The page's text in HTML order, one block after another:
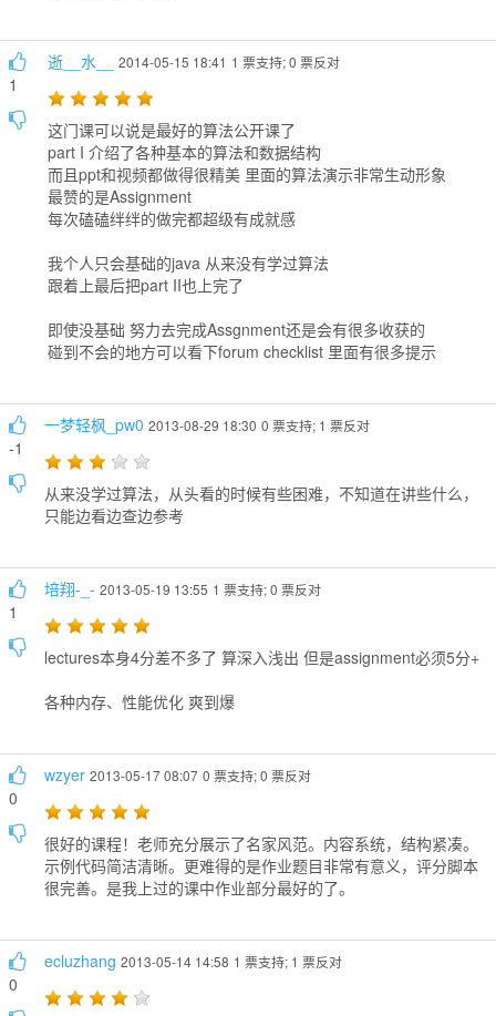
1
逝__水__ 2014-05-15 18:41 1 票支持; 0 票反对
这门课可以说是最好的算法公开课了
part I 介绍了各种基本的算法和数据结构
而且ppt和视频都做得很精美 里面的算法演示非常生动形象
最赞的是Assignment
每次磕磕绊绊的做完都超级有成就感
我个人只会基础的java 从来没有学过算法
跟着上最后把part II也上完了
即使没基础 努力去完成Assgnment还是会有很多收获的
碰到不会的地方可以看下forum checklist 里面有很多提示
-1
一梦轻枫_pw0 2013-08-29 18:30 0 票支持; 1 票反对
从来没学过算法，从头看的时候有些困难，不知道在讲些什么，
只能边看边查边参考
1
培翔-_- 2013-05-19 13:55 1 票支持; 0 票反对
lectures本身4分差不多了 算深入浅出 但是assignment必须5分+
各种内存、性能优化 爽到爆
0
wzyer 2013-05-17 08:07 0 票支持; 0 票反对
很好的课程！老师充分展示了名家风范。内容系统，结构紧凑。
示例代码简洁清晰。更难得的是作业题目非常有意义，评分脚本
很完善。是我上过的课中作业部分最好的了。
0
ecluzhang 2013-05-14 14:58 1 票支持; 1 票反对